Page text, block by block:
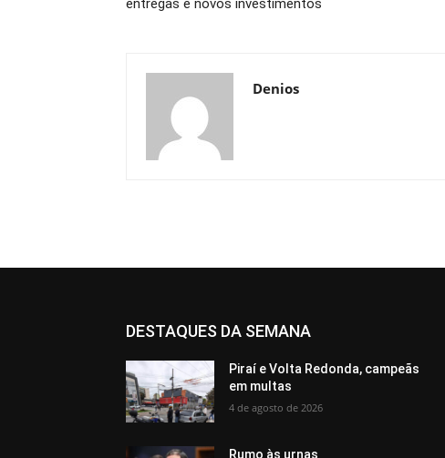
entregas e novos investimentos
Denios
DESTAQUES DA SEMANA
Piraí e Volta Redonda, campeãs
em multas
4 de agosto de 2026
Rumo às urnas